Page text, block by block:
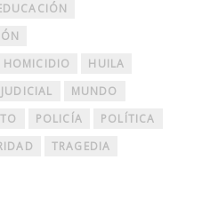
HOMICIDIO
HUILA
JUDICIAL
MUNDO
POLICÍA
POLÍTICA
TRAGEDIA